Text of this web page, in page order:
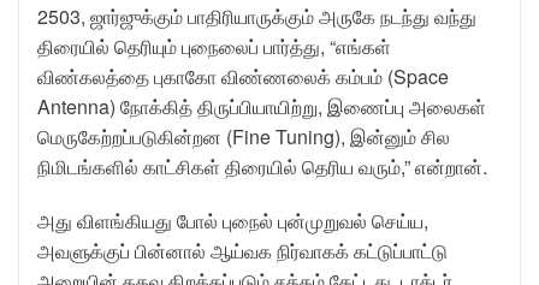
2503, ஜார்ஜுக்கும் பாதிரியாருக்கும் அருகே நடந்து வந்து
திரையில் தெரியும் புநைலைப் பார்த்து, “எங்கள்
விண்கலத்தை புகாகோ விண்ணலைக் கம்பம் (Space
Antenna) நோக்கித் திருப்பியாயிற்று, இணைப்பு அலைகள்
மெருகேற்றப்படுகின்றன (Fine Tuning), இன்னும் சில
நிமிடங்களில் காட்சிகள் திரையில் தெரிய வரும்,” என்றான்.
அது விளங்கியது போல் புநைல் புன்முறுவல் செய்ய,
அவளுக்குப் பின்னால் ஆய்வக நிர்வாகக் கட்டுப்பாட்டு